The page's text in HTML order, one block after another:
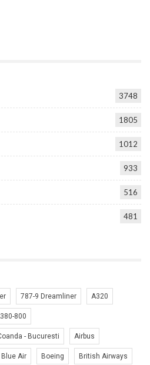
3748
1805
1012
933
516
481
787-9 Dreamliner A320
800
- Bucuresti Airbus
Blue Air Boeing British Airways